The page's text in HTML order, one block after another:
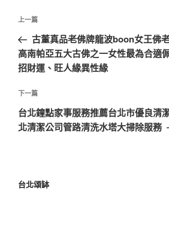
上一篇
古董真品老佛牌龍波boon女王佛
高南帕亞五大古佛之一女性最為合適
招財運、旺人緣異性緣
下一篇
台北鐘點家事服務推薦台北市優良清
北清潔公司管路清洗水塔大掃除服務
台北頌缽